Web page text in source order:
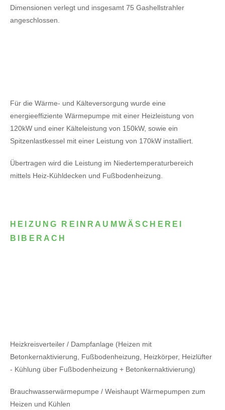
Dimensionen verlegt und insgesamt 75 Gashellstrahler
angeschlossen.
Für die Wärme- und Kälteversorgung wurde eine
energieeffiziente Wärmepumpe mit einer Heizleistung von
120kW und einer Kälteleistung von 150kW, sowie ein
Spitzenlastkessel mit einer Leistung von 170kW installiert.
Übertragen wird die Leistung im Niedertemperaturbereich
mittels Heiz-Kühldecken und Fußbodenheizung.
HEIZUNG REINRAUMWÄSCHEREI
BIBERACH
Heizkreisverteiler / Dampfanlage (Heizen mit
Betonkernaktivierung, Fußbodenheizung, Heizkörper, Heizlüfter
- Kühlung über Fußbodenheizung + Betonkernaktivierung)
Brauchwasserwärmepumpe / Weishaupt Wärmepumpen zum
Heizen und Kühlen